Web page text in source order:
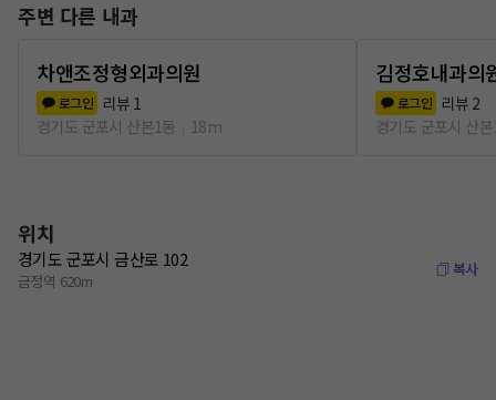
주변 다른 내과
차앤조정형외과의원
로그인 리뷰 1
경기도 군포시 산본1동
18m
김정호내과의
로그인 리뷰 2
경기도 군포시 산
위치
경기도 군포시 금산로 102
금정역 620m
복사